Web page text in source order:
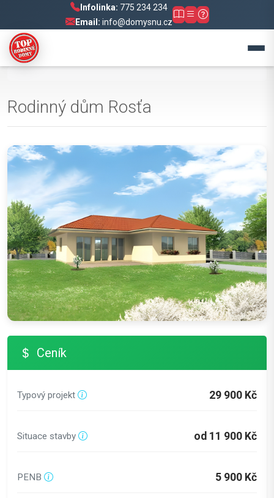
Infolinka: 775 234 234
Email: info@domysnu.cz
Rodinný dům Rosťa
Ceník
Typový projekt 29 900 Kč
Situace stavby od 11 900 Kč
PENB 5 900 Kč